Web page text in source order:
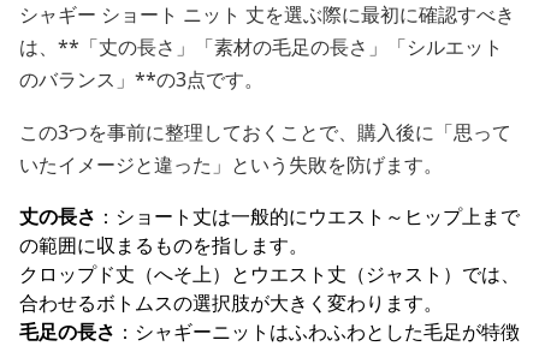
シャギー ショート ニット 丈を選ぶ際に最初に確認すべき
は、**「丈の長さ」「素材の毛足の長さ」「シルエット
のバランス」**の3点です。
この3つを事前に整理しておくことで、購入後に「思って
いたイメージと違った」という失敗を防げます。
丈の長さ ：ショート丈は一般的にウエスト～ヒップ上まで
の範囲に収まるものを指します。
クロップド丈（へそ上）とウエスト丈（ジャスト）では、
合わせるボトムスの選択肢が大きく変わります。
毛足の長さ ：シャギーニットはふわふわとした毛足が特徴